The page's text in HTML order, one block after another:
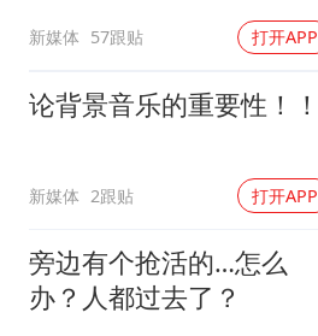
新媒体 57跟贴 打开APP
论背景音乐的重要性！！
新媒体 2跟贴 打开APP
旁边有个抢活的…怎么
办？人都过去了？